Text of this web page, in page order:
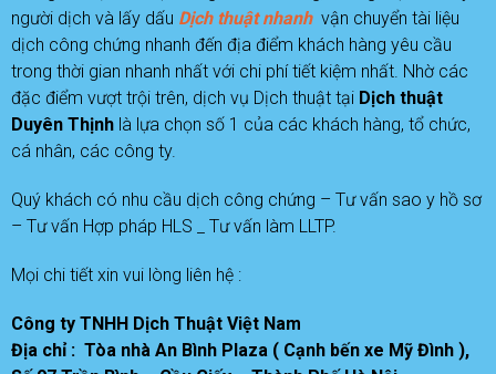
người dịch và lấy dấu Dịch thuậtnhanh vận chuyển tài liệu
dịch công chứng nhanh đến địa điểm khách hàng yêu cầu
trong thời gian nhanh nhất với chi phí tiết kiệm nhất. Nhờ các
đặc điểm vượt trội trên, dịch vụ Dịch thuật tại Dịch thuật
Duyên Thịnh là lựa chọn số 1 của các khách hàng, tổ chức,
cá nhân, các công ty.
Quý khách có nhu cầu dịch công chứng – Tư vấn sao y hồ sơ
– Tư vấn Hợp pháp HLS _ Tư vấn làm LLTP.
Mọi chi tiết xin vui lòng liên hệ :
Công ty TNHH Dịch Thuật Việt Nam
Địa chỉ : Tòa nhà An Bình Plaza ( Cạnh bến xe Mỹ Đình ),